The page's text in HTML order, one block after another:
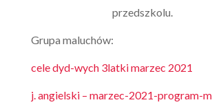
przedszkolu.
Grupa maluchów:
cele dyd-wych 3latki marzec 2021
j. angielski – marzec-2021-program-